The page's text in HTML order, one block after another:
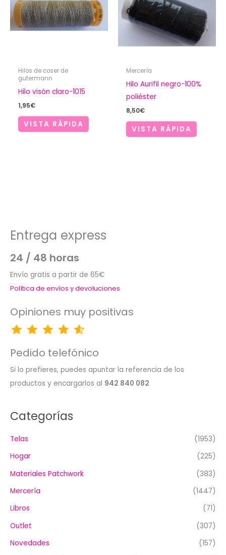
Hilos de coser de
gutermann
Hilo visón claro-1015
1,95€
VISTA RÁPIDA
Mercería
Hilo Aurifil negro-100%
poliéster
8,50€
VISTA RÁPIDA
Entrega express
24 / 48 horas
Envío gratis a partir de 65€
Política de envíos y devoluciones
Opiniones muy positivas
Pedido telefónico
Si lo prefieres, puedes apuntar la referencia de los
productos y encargarlos al 942 840 082
Categorías
Telas
(1953)
Hogar
(225)
Materiales Patchwork
(383)
Mercería
(1447)
Libros
(71)
Outlet
(307)
Novedades
(157)